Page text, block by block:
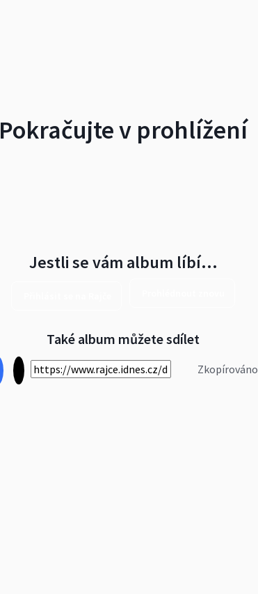
Pokračujte v prohlížení
Jestli se vám album líbí…
Také album můžete sdílet
Zkopírováno